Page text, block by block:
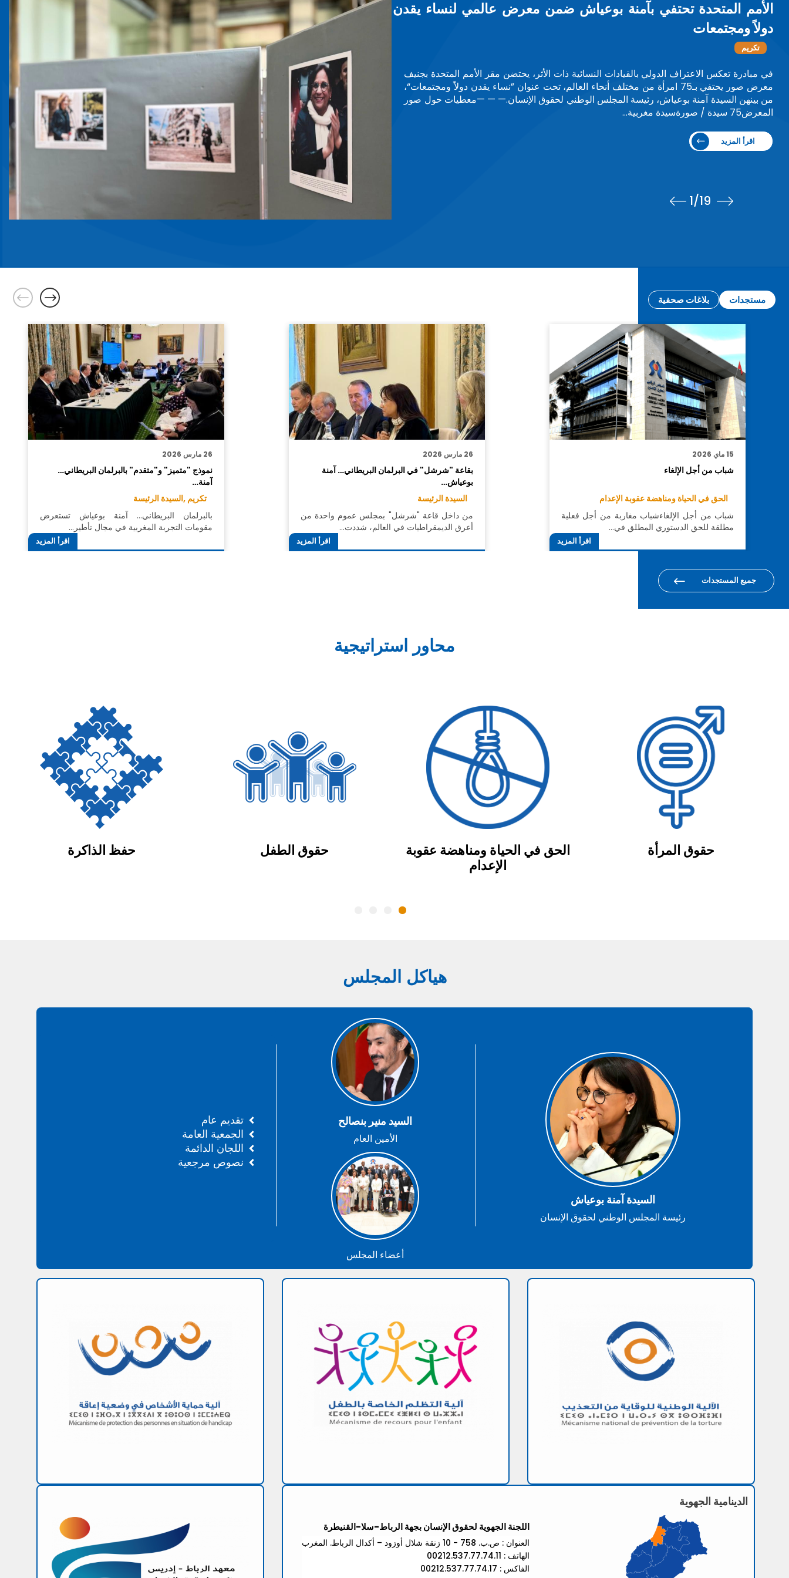
"إفريقيا” تكرم بوعياش تقديراً لريادتها في الوقاية من التعذيب
تكريم
تكريم حافل حظيت به السيدة آمنة بوعياش، بعد نهاية ولايتها التأسيسية على رأس الشبكة الإفريقية
للآليات الوطنية للوقاية من التعذيب بإفريقيا، اليوم الجمعة 26 يونيو الجاري، بالعاصمة الرواندية
كيغالي.وجاء هذا التكريم خلال أشغال المؤتمر السنوي الرابع للشبكة، حيث منحت لجنة الإشراف
والجمعية العامة للشبكة…
1/19
بلاغات صحفية مستجدات
15 ماي 2026
شباب من أجل الإلغاء
الحق في الحياة ومناهضة عقوبة الإعدام
شباب من أجل الإلغاءشباب مغاربة من أجل فعلية
مطلقة للحق الدستوري المطلق في…
اقرأ المزيد
26 مارس 2026
بقاعة "شرشل" في البرلمان البريطاني… آمنة
بوعياش…
السيدة الرئيسة
من داخل قاعة "شرشل" بمجلس عموم واحدة من
أعرق الديمقراطيات في العالم، شددت…
اقرأ المزيد
26 مارس 2026
نموذج "متميز" و"متقدم" بالبرلمان البريطاني…
آمنة…
تكريم ,السيدة الرئيسة
بالبرلمان البريطاني… آمنة بوعياش تستعرض
مقومات التجربة المغربية في مجال تأطير…
اقرأ المزيد
جميع المستجدات
محاور استراتيجية
حقوق المرأة
الحق في الحياة ومناهضة عقوبة
الإعدام
حقوق الطفل حفظ الذاكرة
هياكل المجلس
السيدة آمنة بوعياش
رئيسة المجلس الوطني لحقوق الإنسان
السيد منير بنصالح
الأمين العام
أعضاء المجلس
تقديم عام
الجمعية العامة
اللجان الدائمة
نصوص مرجعية
الدينامية الجهوية
اللجنة الجهوية لحقوق الإنسان بجهة الرباط-سلا-القنيطرة
العنوان : ص.ب. 758 - 10 زنقة شلال أوزود – أكدال الرباط. المغرب
الهاتف : 00212.537.77.74.11
الفاكس : 00212.537.77.74.17